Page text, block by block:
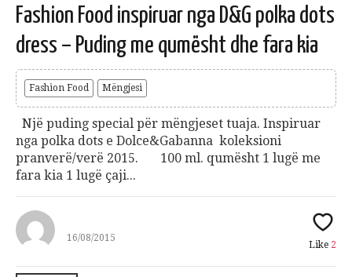
Fashion Food inspiruar nga D&G polka dots
dress – Puding me qumësht dhe fara kia
Fashion Food Mëngjesi
Një puding special për mëngjeset tuaja. Inspiruar
nga polka dots e Dolce&Gabanna koleksioni
pranverë/verë 2015. 100 ml. qumësht 1 lugë me
fara kia 1 lugë çaji...
16/08/2015
Like 2